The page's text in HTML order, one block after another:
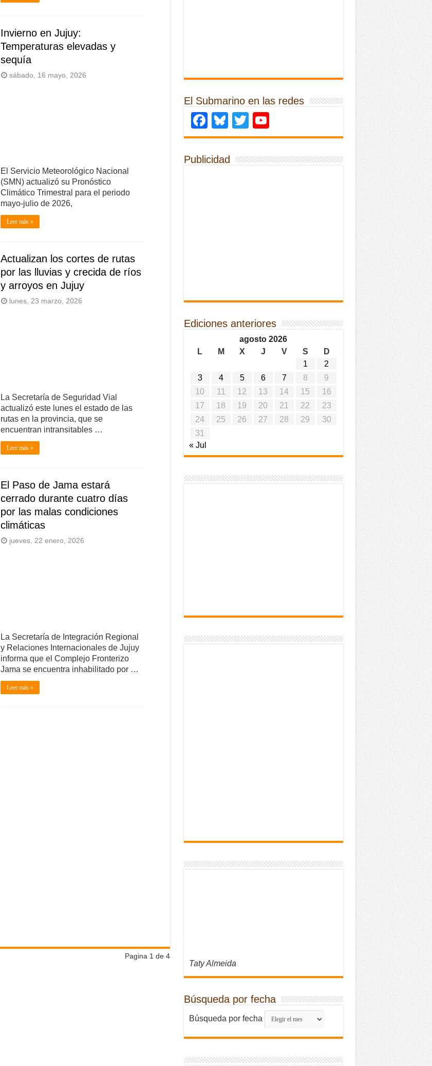
Invierno en Jujuy:
Temperaturas elevadas y
sequía
sábado, 16 mayo, 2026
El Servicio Meteorológico Nacional
(SMN) actualizó su Pronóstico
Climático Trimestral para el periodo
mayo-julio de 2026,
Leer más »
Actualizan los cortes de rutas
por las lluvias y crecida de ríos
y arroyos en Jujuy
lunes, 23 marzo, 2026
La Secretaría de Seguridad Vial
actualizó este lunes el estado de las
rutas en la provincia, que se
encuentran intransitables …
Leer más »
El Paso de Jama estará
cerrado durante cuatro días
por las malas condiciones
climáticas
jueves, 22 enero, 2026
La Secretaría de Integración Regional
y Relaciones Internacionales de Jujuy
informa que el Complejo Fronterizo
Jama se encuentra inhabilitado por …
Leer más »
Pagina 1 de 4
El Submarino en las redes
Facebook
Bluesky
Twitter
Publicidad
Ediciones anteriores
agosto 2026
L
M X J V S
D
1
2
3
4 5 6 7 8
9
10
11 12 13 14 15
16
17
18 19 20 21 22
23
24
25 26 27 28 29
30
31
« Jul
Taty Almeida
Búsqueda por fecha
Búsqueda por fecha